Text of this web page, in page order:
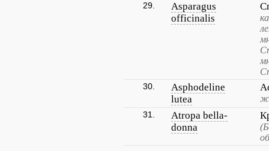
29.
Asparagus
officinalis
30.
Asphodeline
lutea
31.
Atropa bella-
donna